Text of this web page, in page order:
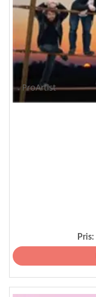
ProArtist
Pris: